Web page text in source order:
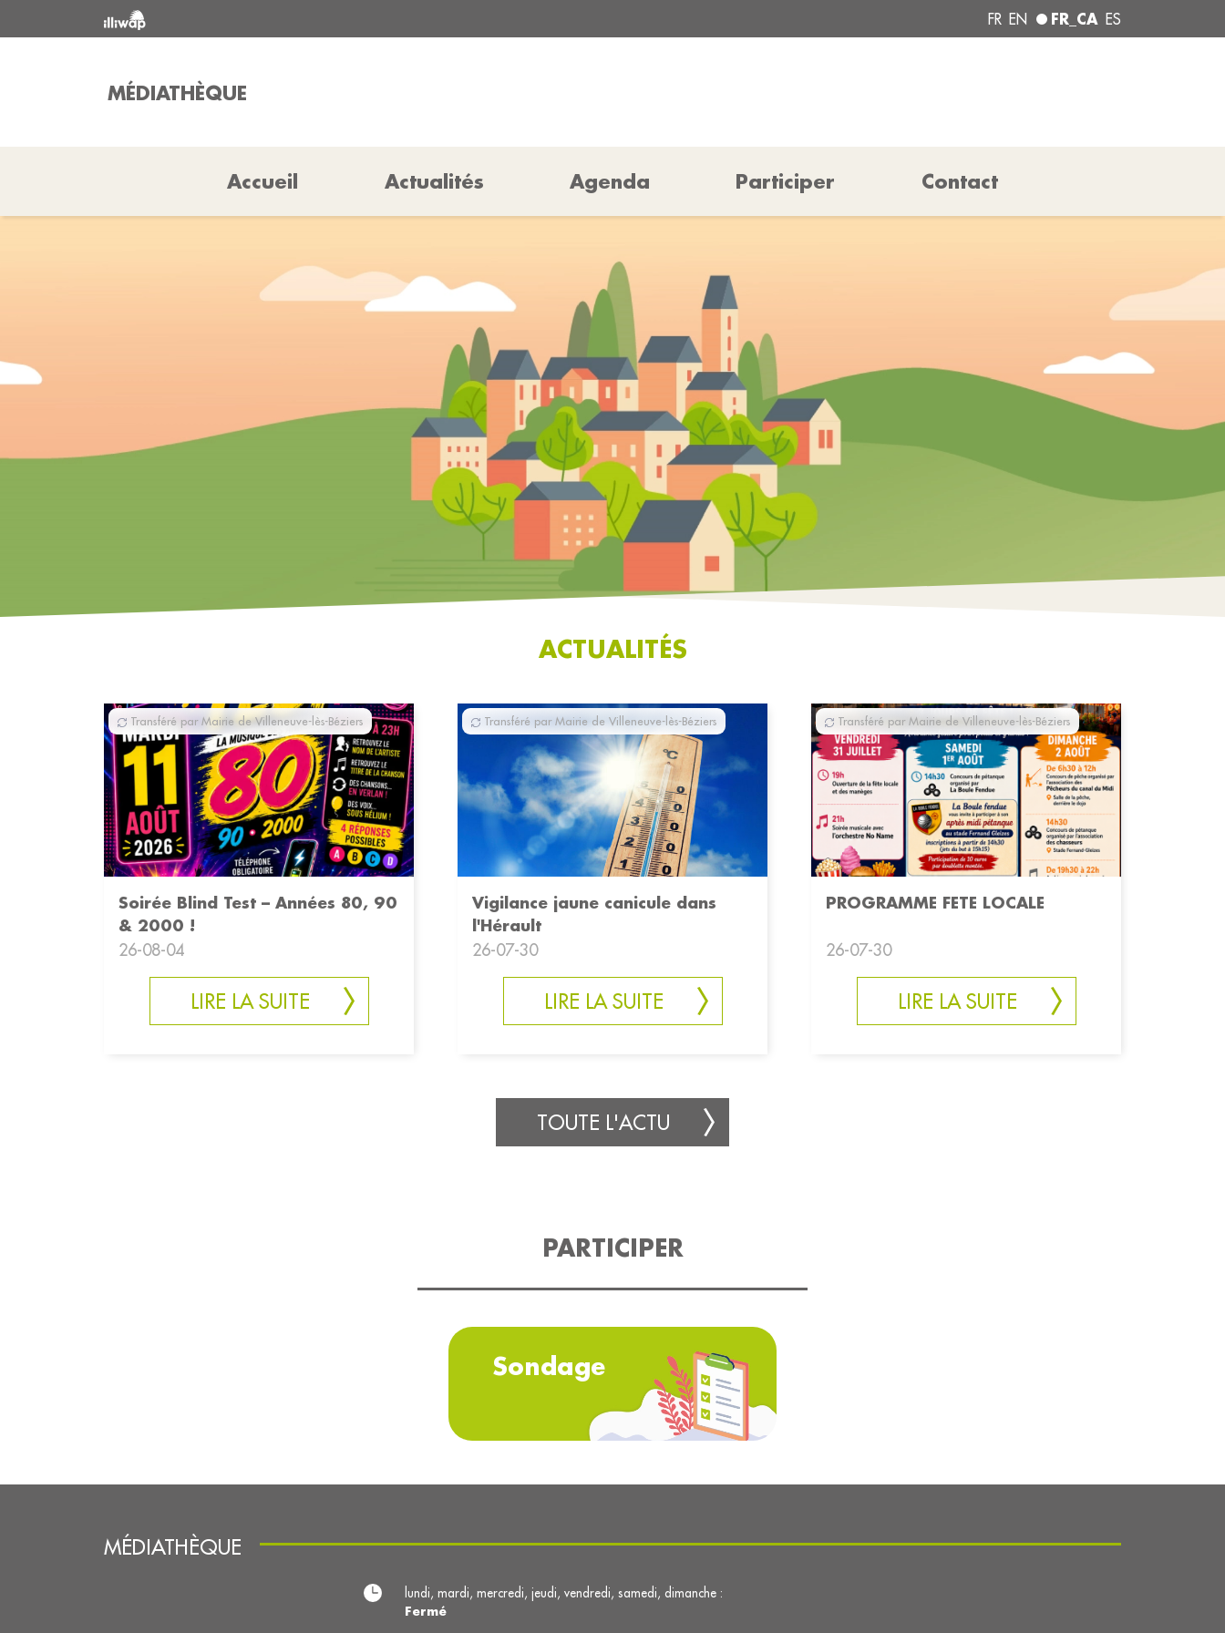
FR EN FR_CA ES
MÉDIATHÈQUE
Accueil Actualités Agenda Participer Contact
ACTUALITÉS
Transféré par Mairie de Villeneuve-lès-Béziers
Soirée Blind Test – Années 80, 90
& 2000 !
26-08-04
LIRE LA SUITE
Transféré par Mairie de Villeneuve-lès-Béziers
Vigilance jaune canicule dans
l'Hérault
26-07-30
LIRE LA SUITE
Transféré par Mairie de Villeneuve-lès-Béziers
PROGRAMME FETE LOCALE
26-07-30
LIRE LA SUITE
TOUTE L'ACTU
PARTICIPER
Sondage
MÉDIATHÈQUE
lundi, mardi, mercredi, jeudi, vendredi, samedi, dimanche :
Fermé